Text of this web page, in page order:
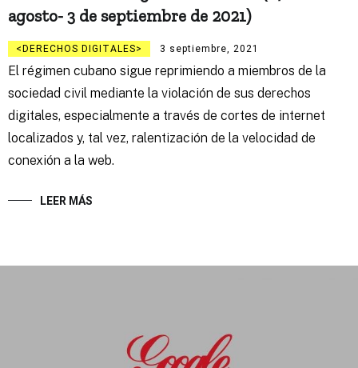
agosto- 3 de septiembre de 2021)
DERECHOS DIGITALES 3 septiembre, 2021
El régimen cubano sigue reprimiendo a miembros de la
sociedad civil mediante la violación de sus derechos
digitales, especialmente a través de cortes de internet
localizados y, tal vez, ralentización de la velocidad de
conexión a la web.
LEER MÁS